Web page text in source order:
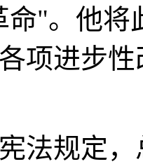
命"。他将
项进步
法规定